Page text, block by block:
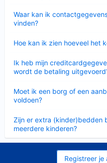
Waar kan ik
vinden?
Hoe kan ik zien hoeveel het
Ik heb mijn
wordt de betaling
Moet ik een borg of een
voldoen?
Zijn er extra (kinder)bedden
meerdere kinderen?
Registreer